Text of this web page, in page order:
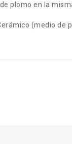
plomo en la
(medio de